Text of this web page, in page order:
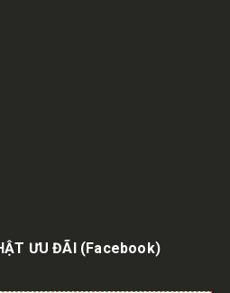
ƯU ĐÃI (Facebook)